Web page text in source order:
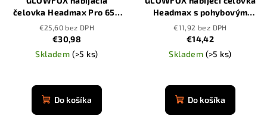
čelovka Headmax Pro 650
lúmenov s pohybovým
senzorom
€25,60 bez DPH
€30,98
Skladem (>5 ks)
hodnotenie
produktu
Do košíka
Headmax s pohybovým
senzorem
€11,92 bez DPH
€14,42
Skladem (>5 ks)
hodnotenie
produktu
Do košíka